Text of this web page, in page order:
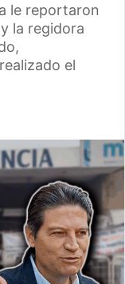
le reportaron
la regidora
el